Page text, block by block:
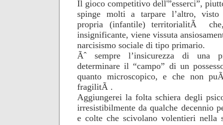
Il gioco competitivo dell'”esserci”,
spinge molti a tarpare l’altro, visto
propria (infantile) territorialitÃ
insignificante, viene vissuta
narcisismo sociale di tipo primario.
Ãˆ sempre l’insicurezza di
determinare il “campo” di un
quanto microscopico, e che non
fragilitÃ .
Aggiungerei la folta schiera degli
irresistibilmente da qualche decennio
e colte che scivolano volentieri nella